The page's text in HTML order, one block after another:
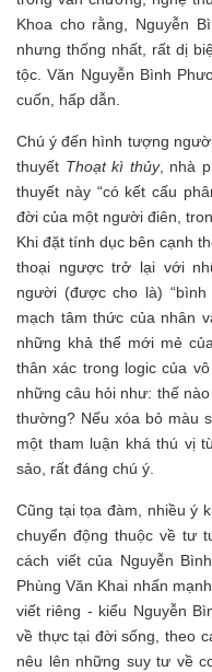
Khoa cho rằng, Nguyễn
nhưng thống nhất, rất dị
tộc. Văn Nguyễn Bình
cuốn, hấp dẫn.
Chú ý đến hình tượng
thuyết Thoạt kì thủy, nhà
thuyết này “có kết cấu
đời của một người điên,
Khi đặt tính dục bên cạnh
thoại ngược trở lại với
người (được cho là)
mạch tâm thức của nhân
những khả thể mới mẻ
thân xác trong logic của
những câu hỏi như: thế
thường? Nếu xóa bỏ màu
một tham luận khá thú vị
sảo, rất đáng chú ý.
Cũng tại tọa đàm, nhiều ý
chuyển động thuộc về tư
cách viết của Nguyễn
Phùng Văn Khai nhấn
viết riêng - kiểu Nguyễn
về thực tại đời sống, theo
nêu lên những suy tư về